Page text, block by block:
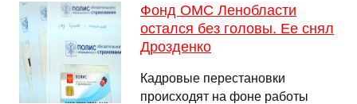
Фонд ОМС Ленобласти
остался без головы. Ее снял
Дрозденко
Кадровые перестановки
происходят на фоне работы